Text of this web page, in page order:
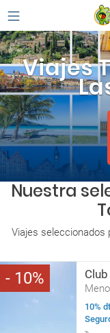
Viajes
Nuestra
Viajes
10
10%